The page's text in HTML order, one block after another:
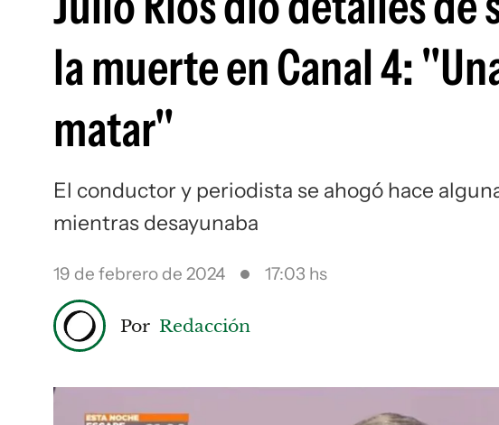
la muerte en Canal 4:
matar"
El conductor y periodista se ahogó hace
mientras desayunaba
19 de febrero de 2024 17:03 hs
Por Redacción